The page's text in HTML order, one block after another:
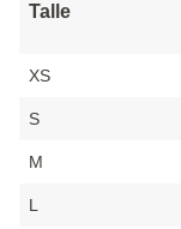
Talle
XS
S
M
L